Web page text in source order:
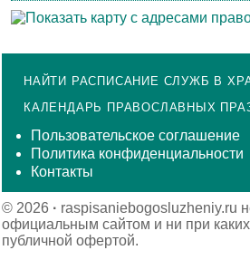
НАЙТИ РАСПИСАНИЕ СЛУЖБ В
КАЛЕНДАРЬ ПРАВОСЛАВНЫХ
Пользовательское соглашение
Политика конфиденциальности
Контакты
© 2026 · raspisaniebogosluzheniy.ru
официальным сайтом и ни при
публичной офертой.